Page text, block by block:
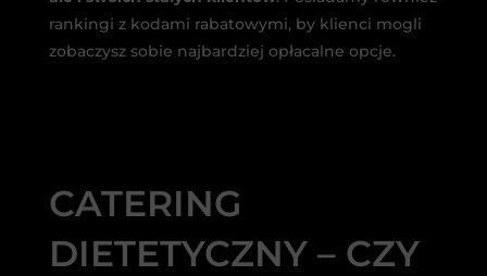
rankingi z kodami rabatowymi, by klienci mogli
zobaczysz sobie najbardziej opłacalne opcje.
CATERING
DIETETYCZNY – CZY